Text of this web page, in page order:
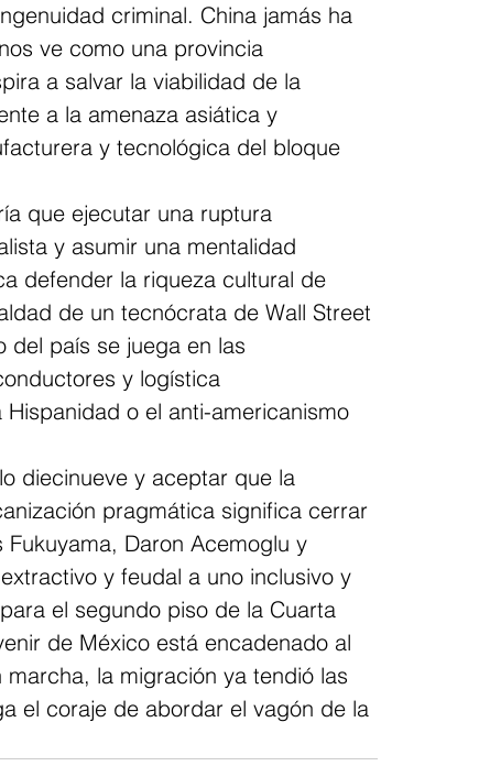
criminal. China jamás ha
ve como una provincia
a salvar la viabilidad de la
a la amenaza asiática y
y tecnológica del bloque
que ejecutar una ruptura
y asumir una mentalidad
defender la riqueza cultural de
de un tecnócrata de Wall Street
del país se juega en las
y logística
o el anti-americanismo
diecinueve y aceptar que la
pragmática significa cerrar
Daron Acemoglu y
y feudal a uno inclusivo y
el segundo piso de la Cuarta
de México está encadenado al
la migración ya tendió las
el coraje de abordar el vagón de la